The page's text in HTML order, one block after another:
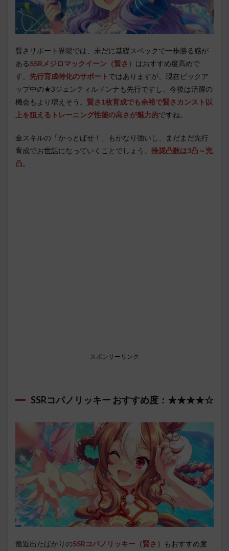
賢さサポート界隈では、未だに基礎スペックで一歩勝る感が
あるSSRメジロマックイーン（賢さ） はおすすめ度高めで
す。 先行育成特化のサポート ではありますが、現在ピックア
ップ中の★3ジェンティルドンナも先行ですし、今後は活躍の
機会もより増えそう。 賢さ1枚育成でも余裕で賢さカンスト以
上を狙えるトレーニング性能の高さが魅力的ですね。
金スキルの「かっとばせ！」もかなり強いし、まだまだ先行
育成でお世話になっていくことでしょう。 推奨凸数は3凸～完
凸。
スポンサーリンク
SSRコパノリッキー おすすめ度：★★★★☆
最近出たばかりのSSRコパノリッキー（賢さ）
もおすすめ度